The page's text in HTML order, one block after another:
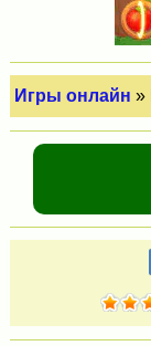
Игры онлайн »